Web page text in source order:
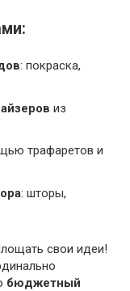
: покраска,
из
трафаретов и
: шторы,
свои идеи!
бюджетный